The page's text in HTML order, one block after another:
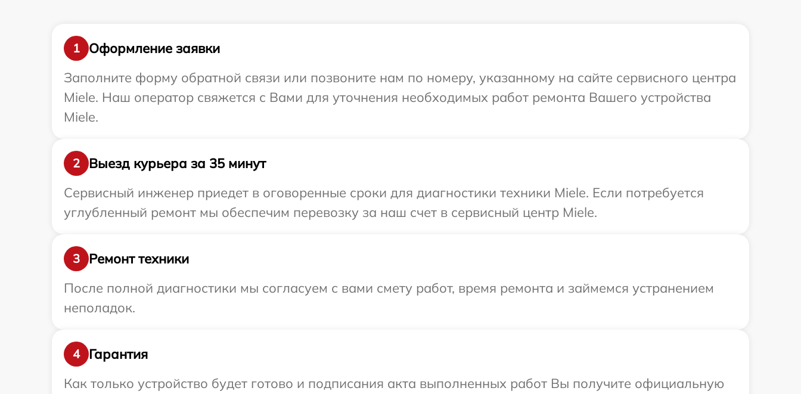
1
Оформление заявки
Заполните форму обратной связи или позвоните нам по номеру, указанному на сайте сервисного центра
Miele. Наш оператор свяжется с Вами для уточнения необходимых работ ремонта Вашего устройства
Miele.
2
Выезд курьера за 35 минут
Сервисный инженер приедет в оговоренные сроки для диагностики техники Miele. Если потребуется
углубленный ремонт мы обеспечим перевозку за наш счет в сервисный центр Miele.
3
Ремонт техники
После полной диагностики мы согласуем с вами смету работ, время ремонта и займемся устранением
неполадок.
4
Гарантия
Как только устройство будет готово и подписания акта выполненных работ Вы получите официальную